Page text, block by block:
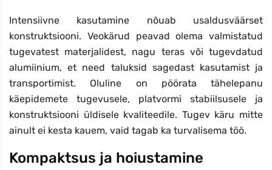
Intensiivne kasutamine nõuab usaldusväärset
konstruktsiooni. Veokärud peavad olema valmistatud
tugevatest materjalidest, nagu teras või tugevdatud
alumiinium, et need taluksid sagedast kasutamist ja
transportimist. Oluline on pöörata tähelepanu
käepidemete tugevusele, platvormi stabiilsusele ja
konstruktsiooni üldisele kvaliteedile. Tugev käru mitte
ainult ei kesta kauem, vaid tagab ka turvalisema töö.
Kompaktsus ja hoiustamine